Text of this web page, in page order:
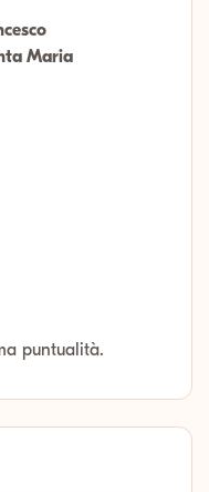
Maria
puntualità.